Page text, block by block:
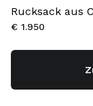
Rucksack aus
€ 1.950